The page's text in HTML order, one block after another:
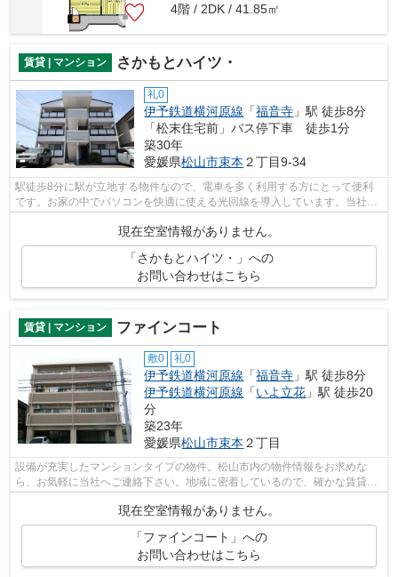
4階 / 2DK / 41.85㎡
賃貸 | マンション さかもとハイツ・
礼0
伊予鉄道横河原線 「福音寺 」駅 徒歩8分
「松末住宅前」バス停下車 徒歩1分
築30年
愛媛県松山市束本 ２丁目9-34
駅徒歩8分に駅が立地する物件なので、電車を多く利用する方にとって便利
です。お家の中でパソコンを快適に使える光回線を導入しています。当社に
現在空室情報がありません。
「さかもとハイツ・」への
お問い合わせはこちら
賃貸 | マンション ファインコート
敷0 礼0
伊予鉄道横河原線 「福音寺 」駅 徒歩8分
伊予鉄道横河原線 「いよ立花 」駅 徒歩20
分
築23年
愛媛県松山市束本 ２丁目
設備が充実したマンションタイプの物件。松山市内の物件情報をお求めな
ら、お気軽に当社へご連絡下さい。地域に密着しているので、確かな賃貸情
報と地域情報をご提供いたします。ご安...
現在空室情報がありません。
「ファインコート」への
お問い合わせはこちら